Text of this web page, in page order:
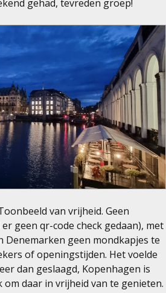
gehad, tevreden groep!
van vrijheid. Geen
geen qr-code check gedaan), met
geen mondkapjes te
of openingstijden. Het voelde
dan geslaagd, Kopenhagen is
daar in vrijheid van te genieten.